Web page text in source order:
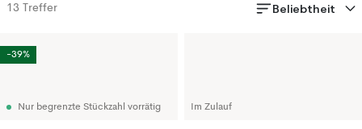
13 Treffer Beliebtheit
Nur begrenzte Stückzahl vorrätig
-39%
Im Zulauf